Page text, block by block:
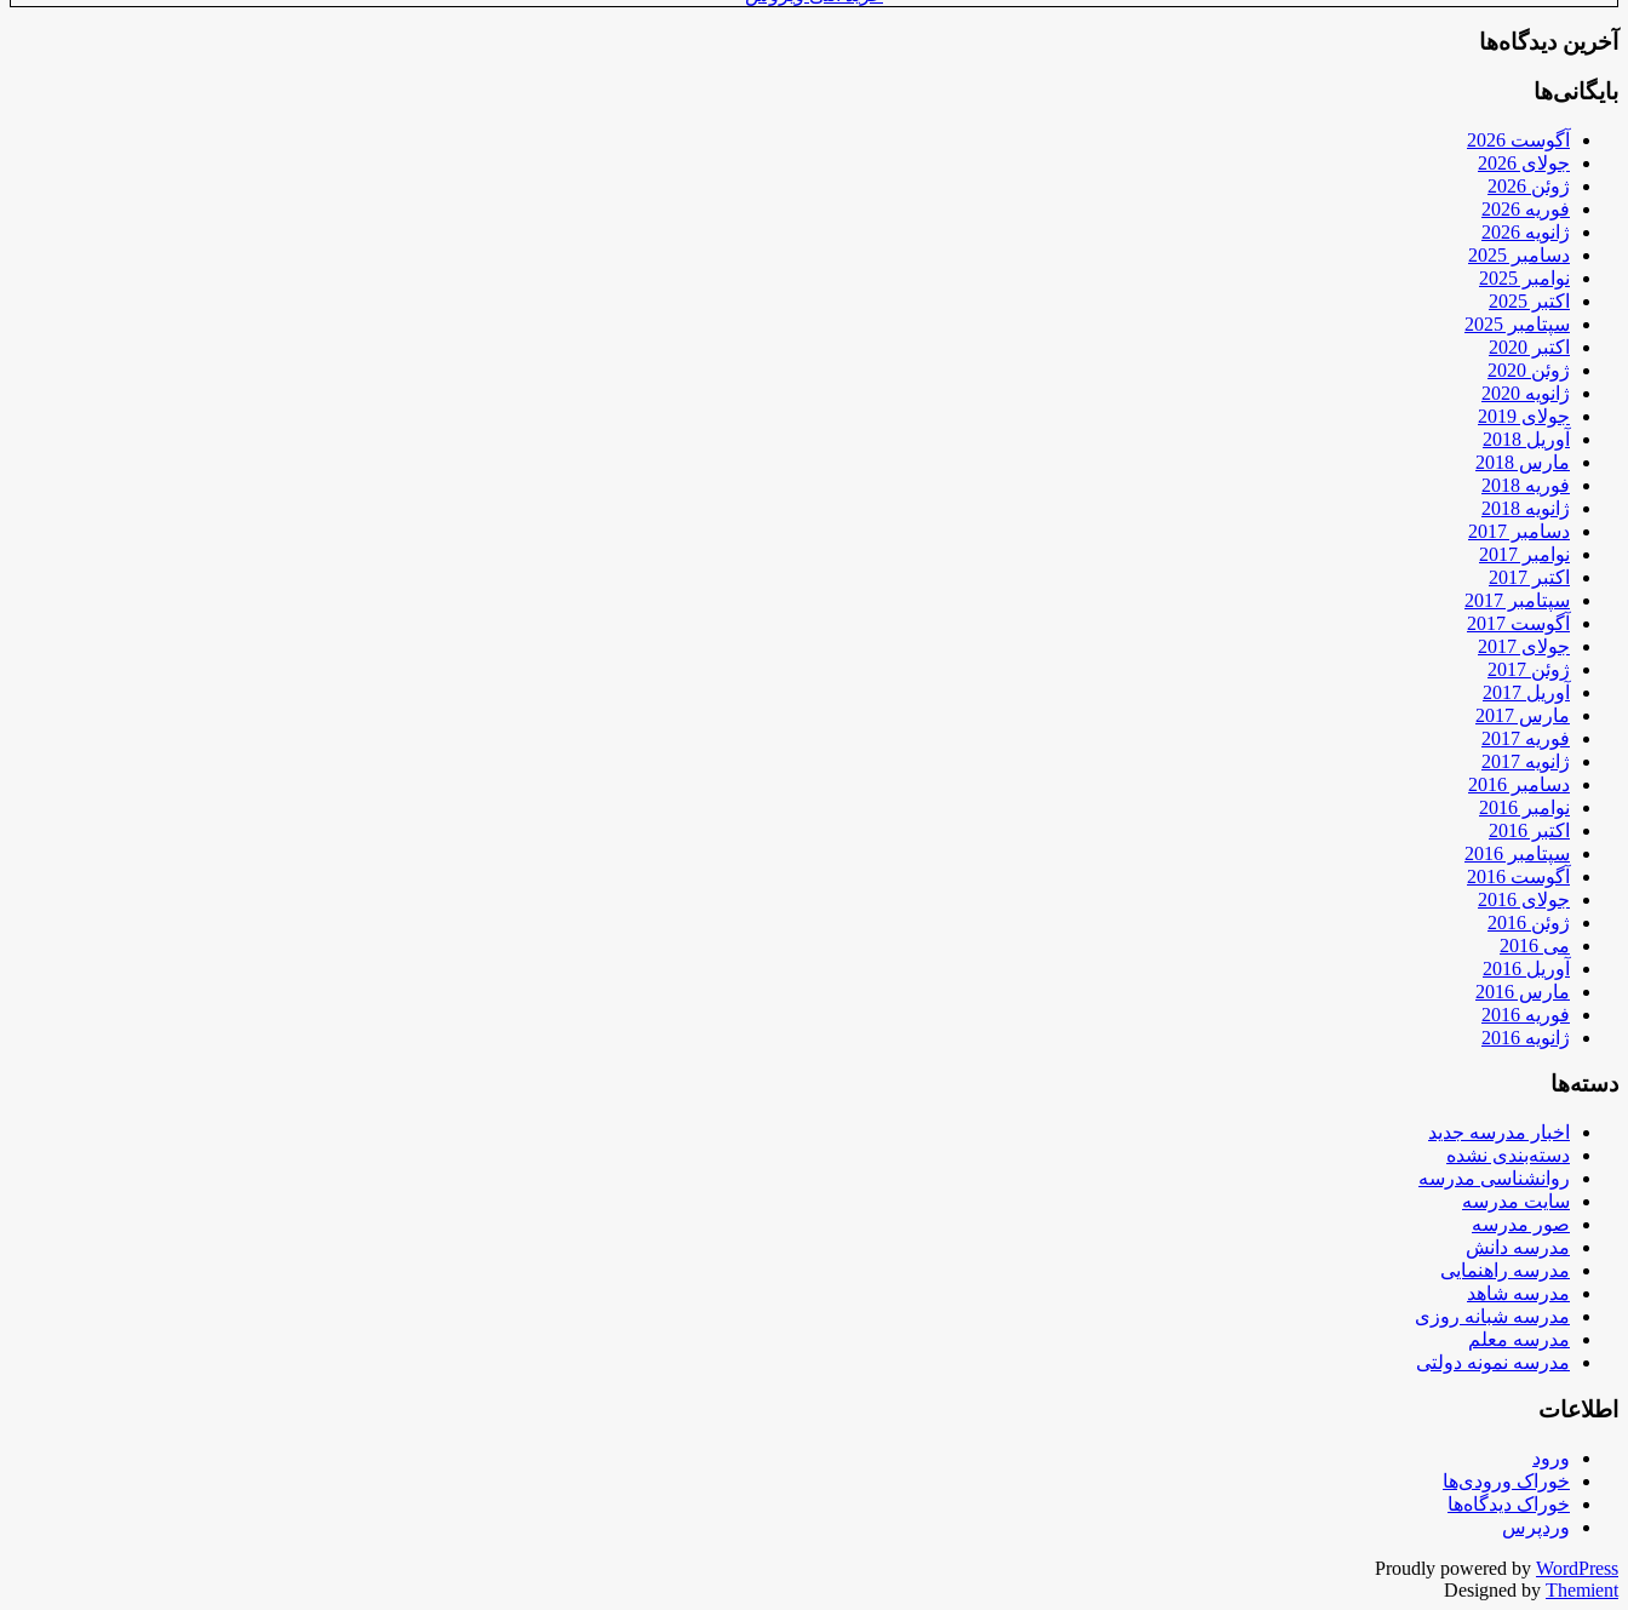
آخرین دیدگاه‌ها
بایگانی‌ها
آگوست 2026
جولای 2026
ژوئن 2026
فوریه 2026
ژانویه 2026
دسامبر 2025
نوامبر 2025
اکتبر 2025
سپتامبر 2025
اکتبر 2020
ژوئن 2020
ژانویه 2020
جولای 2019
آوریل 2018
مارس 2018
فوریه 2018
ژانویه 2018
دسامبر 2017
نوامبر 2017
اکتبر 2017
سپتامبر 2017
آگوست 2017
جولای 2017
ژوئن 2017
آوریل 2017
مارس 2017
فوریه 2017
ژانویه 2017
دسامبر 2016
نوامبر 2016
اکتبر 2016
سپتامبر 2016
آگوست 2016
جولای 2016
ژوئن 2016
می 2016
آوریل 2016
مارس 2016
فوریه 2016
ژانویه 2016
دسته‌ها
اخبار مدرسه جدید
دسته‌بندی نشده
روانشناسی مدرسه
سایت مدرسه
صور مدرسه
مدرسه دانش
مدرسه راهنمایی
مدرسه شاهد
مدرسه شبانه روزی
مدرسه معلم
مدرسه نمونه دولتی
اطلاعات
ورود
خوراک ورودی‌ها
خوراک دیدگاه‌ها
وردپرس
Proudly powered by WordPress
Designed by Themient